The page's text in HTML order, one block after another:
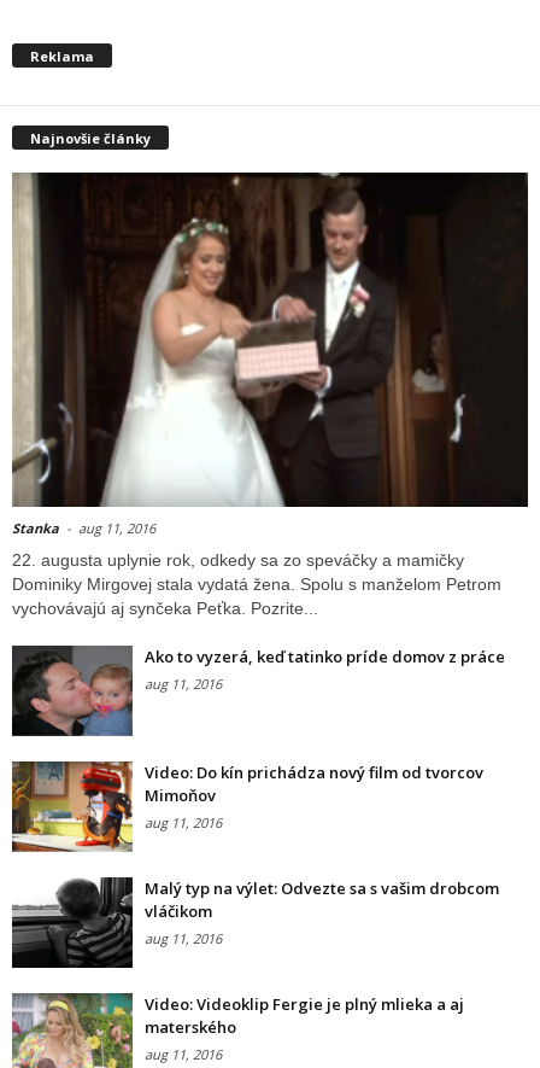
Reklama
Najnovšie články
Stanka - aug 11, 2016
22. augusta uplynie rok, odkedy sa zo speváčky a mamičky
Dominiky Mirgovej stala vydatá žena. Spolu s manželom Petrom
vychovávajú aj synčeka Peťka. Pozrite...
Ako to vyzerá, keď tatinko príde domov z práce
aug 11, 2016
Video: Do kín prichádza nový film od tvorcov
Mimoňov
aug 11, 2016
Malý typ na výlet: Odvezte sa s vašim drobcom
vláčikom
aug 11, 2016
Video: Videoklip Fergie je plný mlieka a aj
materského
aug 11, 2016